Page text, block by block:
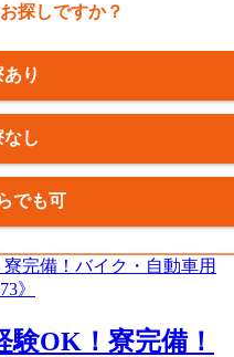
探しですか？
あり
なし
でも可
験OK！寮完備！